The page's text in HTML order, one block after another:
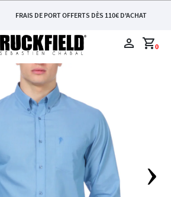
FRAIS DE PORT OFFERTS DÈS 110€ D'ACHAT
perm_identity 0
shopping_cart